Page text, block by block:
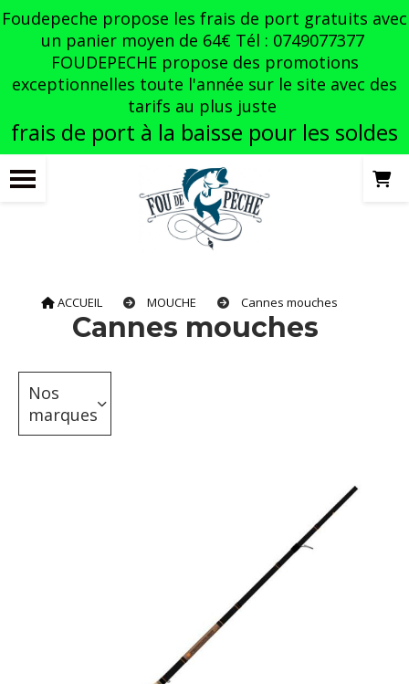
Foudepeche propose les frais de port gratuits avec
un panier moyen de 64€ Tél : 0749077377
FOUDEPECHE propose des promotions
exceptionnelles toute l'année sur le site avec des
tarifs au plus juste
frais de port à la baisse pour les soldes
ACCUEIL MOUCHE Cannes mouches
Cannes mouches
Nos
marques